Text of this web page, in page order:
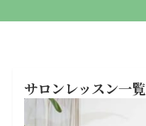
サロンレッスン一覧